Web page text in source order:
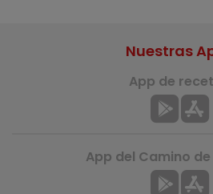
Nuestras
App de
App del Camino